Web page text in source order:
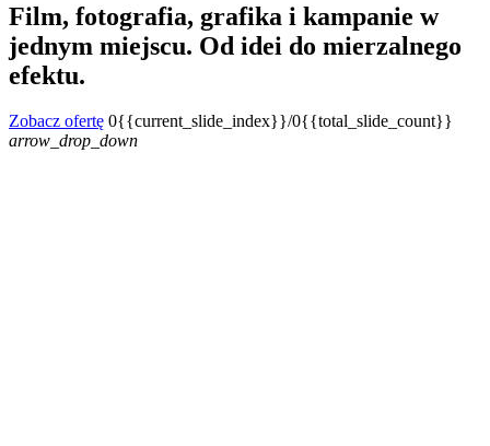
Film, fotografia, grafika i kampanie w
jednym miejscu. Od idei do mierzalnego
efektu.
Zobacz ofertę 0{{current_slide_index}}/0{{total_slide_count}}
arrow_drop_down